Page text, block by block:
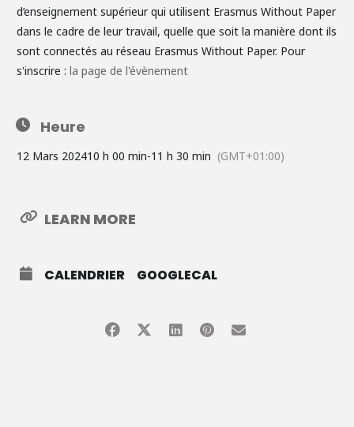
d’enseignement supérieur qui utilisent Erasmus Without Paper
dans le cadre de leur travail, quelle que soit la manière dont ils
sont connectés au réseau Erasmus Without Paper. Pour
s'inscrire : la page de l'évènement
Heure
12 Mars 202410 h 00 min-11 h 30 min (GMT+01:00)
LEARN MORE
CALENDRIER GOOGLECAL